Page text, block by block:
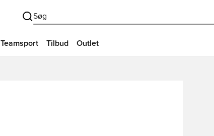
Søg
Teamsport Tilbud Outlet